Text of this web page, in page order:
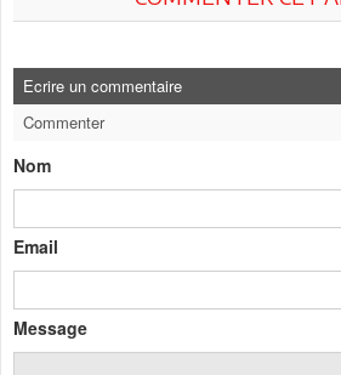
Ecrire un commentaire
Commenter
Nom
Email
Message